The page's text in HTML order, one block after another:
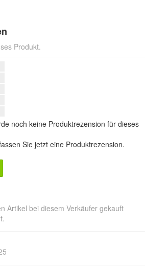
Produkt.
noch keine Produktrezension für dieses
Sie jetzt eine Produktrezension.
Artikel bei diesem Verkäufer gekauft